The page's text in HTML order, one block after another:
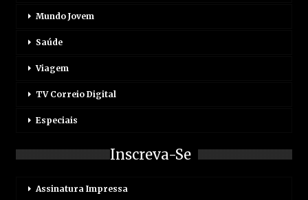
Mundo Jovem
Saúde
Viagem
TV Correio Digital
Especiais
Inscreva-Se
Assinatura Impressa